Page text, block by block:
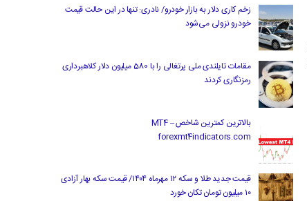
زخم کاری دلار به بازار خودرو/ نادری: تنها در این حالت قیمت
خودرو نزولی می‌شود
مقامات تایلندی ملی پرتغالی را با 580 میلیون دلار کلاهبرداری
رمزنگاری کردند
بالاترین کمترین شاخص MT4 –
forexmt4indicators.com
قیمت جدید طلا و سکه ۱۲ مهرماه ۱۴۰۴/ قیمت سکه بهار آزادی
۱۰ میلیون تومان تکان خورد